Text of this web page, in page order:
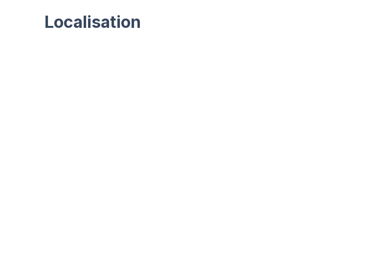
Localisation